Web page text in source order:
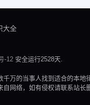
大全
-12 安全运行2528天.
万的当事人找到适合的本地
网络，如有侵权请联系站长